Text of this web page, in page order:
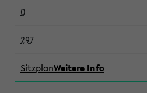
0
297
SitzplanWeitere Info